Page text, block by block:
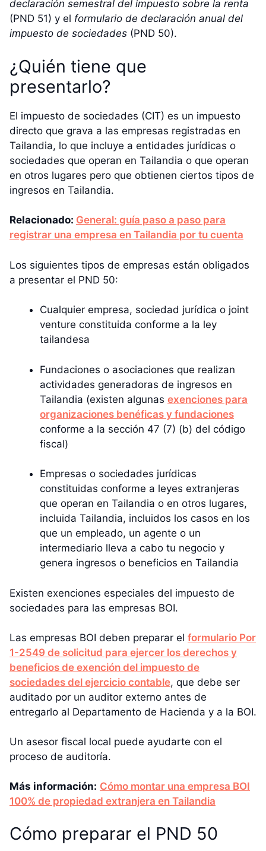
declaración semestral del impuesto sobre la renta
(PND 51) y el formulario de declaración anual del
impuesto de sociedades (PND 50).
¿Quién tiene que
presentarlo?
El impuesto de sociedades (CIT) es un impuesto
directo que grava a las empresas registradas en
Tailandia, lo que incluye a entidades jurídicas o
sociedades que operan en Tailandia o que operan
en otros lugares pero que obtienen ciertos tipos de
ingresos en Tailandia.
Relacionado: General: guía paso a paso para
registrar una empresa en Tailandia por tu cuenta
Los siguientes tipos de empresas están obligados
a presentar el PND 50:
Cualquier empresa, sociedad jurídica o joint
venture constituida conforme a la ley
tailandesa
Fundaciones o asociaciones que realizan
actividades generadoras de ingresos en
Tailandia (existen algunas exenciones para
organizaciones benéficas y fundaciones
conforme a la sección 47 (7) (b) del código
fiscal)
Empresas o sociedades jurídicas
constituidas conforme a leyes extranjeras
que operan en Tailandia o en otros lugares,
incluida Tailandia, incluidos los casos en los
que un empleado, un agente o un
intermediario lleva a cabo tu negocio y
genera ingresos o beneficios en Tailandia
Existen exenciones especiales del impuesto de
sociedades para las empresas BOI.
Las empresas BOI deben preparar el formulario Por
1-2549 de solicitud para ejercer los derechos y
beneficios de exención del impuesto de
sociedades del ejercicio contable, que debe ser
auditado por un auditor externo antes de
entregarlo al Departamento de Hacienda y a la BOI.
Un asesor fiscal local puede ayudarte con el
proceso de auditoría.
Más información: Cómo montar una empresa BOI
100% de propiedad extranjera en Tailandia
Cómo preparar el PND 50